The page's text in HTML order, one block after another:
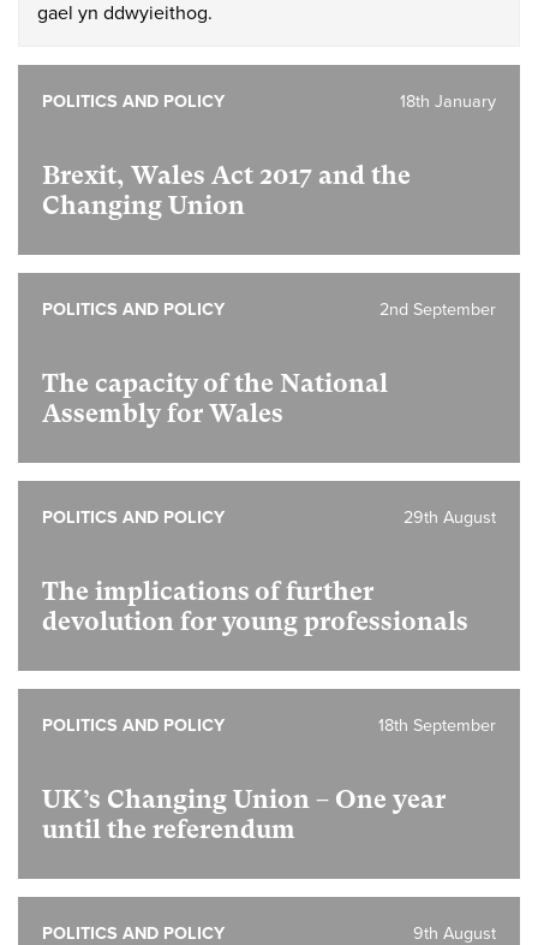
gael yn ddwyieithog.
Brexit, Wales Act 2017 and the
Changing Union
18th January
POLITICS AND POLICY
The capacity of the National
Assembly for Wales
2nd September
POLITICS AND POLICY
The implications of further
devolution for young professionals
29th August
POLITICS AND POLICY
UK’s Changing Union – One year
until the referendum
18th September
POLITICS AND POLICY
9th August
POLITICS AND POLICY